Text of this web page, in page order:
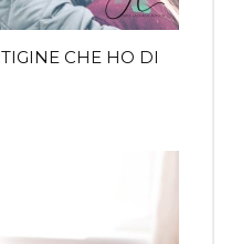
CHE HO DI